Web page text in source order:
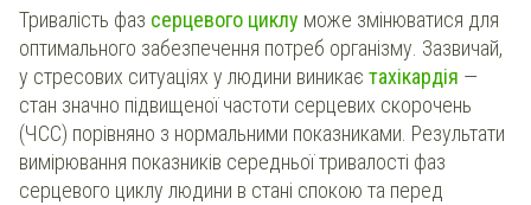
Тривалість фаз серцевого циклу може змінюватися для
оптимального забезпечення потреб організму. Зазвичай,
у стресових ситуаціях у людини виникає тахікардія —
стан значно підвищеної частоти серцевих скорочень
(ЧСС) порівняно з нормальними показниками. Результати
вимірювання показників середньої тривалості фаз
серцевого циклу людини в стані спокою та перед